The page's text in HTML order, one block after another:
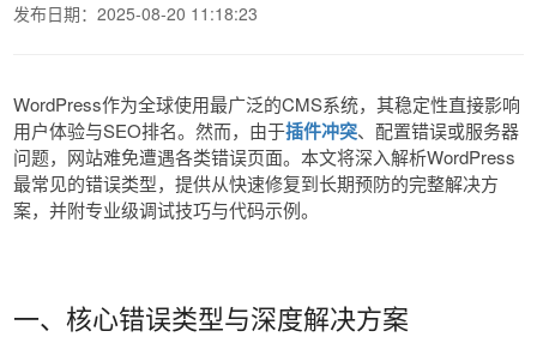
发布日期：2025-08-20 11:18:23
WordPress作为全球使用最广泛的CMS系统，其稳定性直接影响
用户体验与SEO排名。然而，由于插件冲突、配置错误或服务器
问题，网站难免遭遇各类错误页面。本文将深入解析WordPress
最常见的错误类型，提供从快速修复到长期预防的完整解决方
案，并附专业级调试技巧与代码示例。
一、核心错误类型与深度解决方案